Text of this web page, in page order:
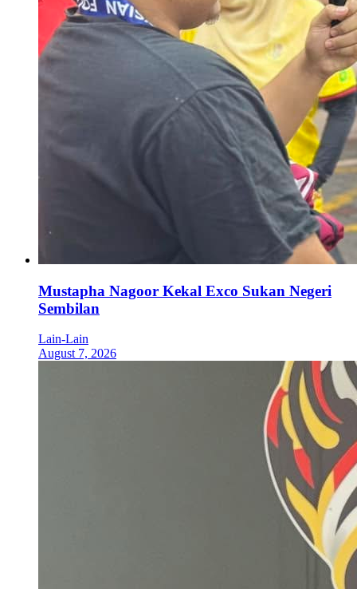
Mustapha Nagoor Kekal Exco Sukan Negeri
Sembilan
Lain-Lain
August 7, 2026